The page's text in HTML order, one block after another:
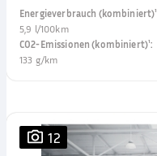
Energieverbrauch (kombiniert)¹
5,9 l/100km
CO2-Emissionen (kombiniert)¹:
133 g/km
12